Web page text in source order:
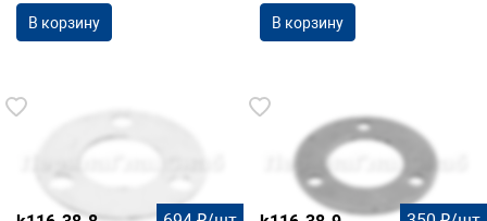
В корзину В корзину